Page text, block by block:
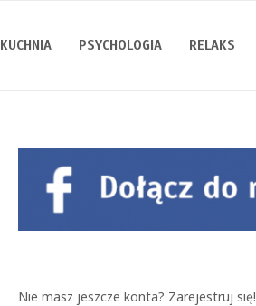
KUCHNIA PSYCHOLOGIA RELAKS
Nie masz jeszcze konta? Zarejestruj się!